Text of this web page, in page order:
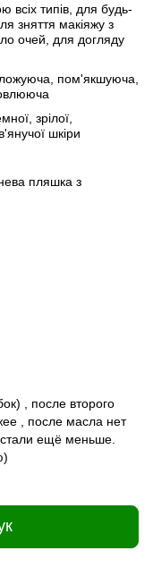
всіх типів, для будь-
зняття макіяжу з
очей, для догляду
пом'якшуюча,
зрілої,
шкіри
пляшка з
, после второго
, после масла нет
ещё меньше.